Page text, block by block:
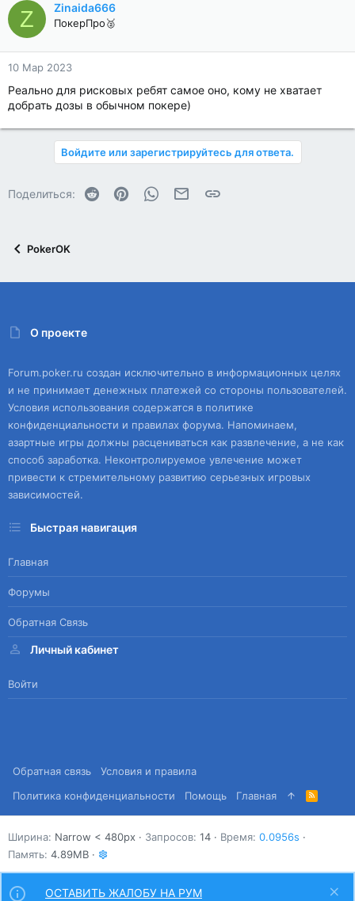
Z Zinaida666
ПокерПро🥈
10 Мар 2023
Реально для рисковых ребят самое оно, кому не хватает
добрать дозы в обычном покере)
Войдите или зарегистрируйтесь для ответа.
Поделиться: Reddit PinterestWhatsAppЭлектронная почта
Ссылка
PokerOK
О проекте
Forum.poker.ru создан исключительно в информационных целях
и не принимает денежных платежей со стороны пользователей.
Условия использования содержатся в политике
конфиденциальности и правилах форума. Напоминаем,
азартные игры должны расцениваться как развлечение, а не как
способ заработка. Неконтролируемое увлечение может
привести к стремительному развитию серьезных игровых
зависимостей.
Быстрая навигация
Главная
Форумы
Обратная Связь
Личный кабинет
Войти
Обратная связь
Условия и правила
Политика конфиденциальности
Помощь Главная
R
S
S
Ширина Запросов 14 Время 0.0956s
Память 4.89MB
Снизу
ОСТАВИТЬ ЖАЛОБУ НА РУМ